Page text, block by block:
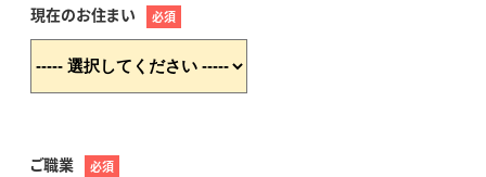
現在のお住まい 必須
ご職業 必須